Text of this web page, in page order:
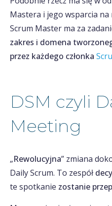
Mastera i jego wsparcia na
Scrum Master ma za
zakres i domena
przez każdego członka
DSM czyli
Meeting
„Rewolucyjna” zmiana
Daily Scrum. To zespół
te spotkanie zostanie